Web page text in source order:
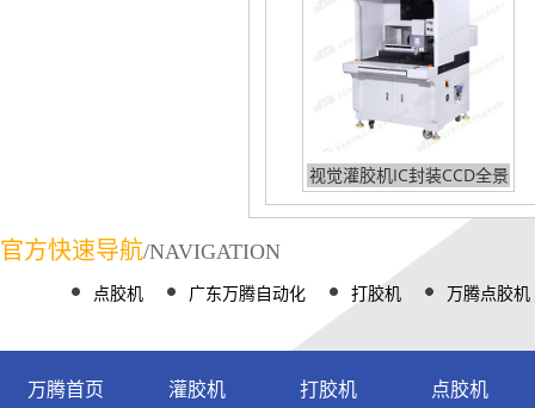
视觉灌胶机IC封装CCD全景
定位
官方快速导航/NAVIGATION
点胶机 广东万腾自动化 打胶机 万腾点胶机
万腾首页 灌胶机 打胶机 点胶机